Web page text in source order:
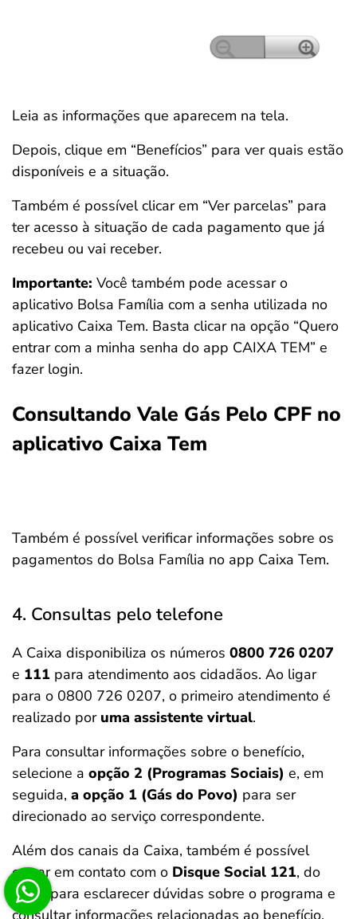
Leia as informações que aparecem na tela.
Depois, clique em “Benefícios” para ver quais estão
disponíveis e a situação.
Também é possível clicar em “Ver parcelas” para
ter acesso à situação de cada pagamento que já
recebeu ou vai receber.
Importante: Você também pode acessar o
aplicativo Bolsa Família com a senha utilizada no
aplicativo Caixa Tem. Basta clicar na opção “Quero
entrar com a minha senha do app CAIXA TEM” e
fazer login.
Consultando Vale Gás Pelo CPF no
aplicativo Caixa Tem
Também é possível verificar informações sobre os
pagamentos do Bolsa Família no app Caixa Tem.
4. Consultas pelo telefone
A Caixa disponibiliza os números 0800 726 0207
e 111 para atendimento aos cidadãos. Ao ligar
para o 0800 726 0207, o primeiro atendimento é
realizado poruma assistente virtual.
Para consultar informações sobre o benefício,
selecione a opção 2 (Programas Sociais) e, em
seguida, a opção 1 (Gás do Povo) para ser
direcionado ao serviço correspondente.
Além dos canais da Caixa, também é possível
entrar em contato com o Disque Social 121, do
MDS, para esclarecer dúvidas sobre o programa e